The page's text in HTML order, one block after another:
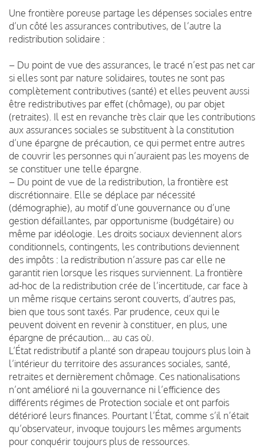
Une frontière poreuse partage les dépenses sociales entre
d’un côté les assurances contributives, de l’autre la
redistribution solidaire :
– Du point de vue des assurances, le tracé n’est pas net car
si elles sont par nature solidaires, toutes ne sont pas
complètement contributives (santé) et elles peuvent aussi
être redistributives par effet (chômage), ou par objet
(retraites). Il est en revanche très clair que les contributions
aux assurances sociales se substituent à la constitution
d’une épargne de précaution, ce qui permet entre autres
de couvrir les personnes qui n’auraient pas les moyens de
se constituer une telle épargne.
– Du point de vue de la redistribution, la frontière est
discrétionnaire. Elle se déplace par nécessité
(démographie), au motif d’une gouvernance ou d’une
gestion défaillantes, par opportunisme (budgétaire) ou
même par idéologie. Les droits sociaux deviennent alors
conditionnels, contingents, les contributions deviennent
des impôts : la redistribution n’assure pas car elle ne
garantit rien lorsque les risques surviennent. La frontière
ad-hoc de la redistribution crée de l’incertitude, car face à
un même risque certains seront couverts, d’autres pas,
bien que tous sont taxés. Par prudence, ceux qui le
peuvent doivent en revenir à constituer, en plus, une
épargne de précaution… au cas où.
L’État redistributif a planté son drapeau toujours plus loin à
l’intérieur du territoire des assurances sociales, santé,
retraites et dernièrement chômage. Ces nationalisations
n’ont amélioré ni la gouvernance ni l’efficience des
différents régimes de Protection sociale et ont parfois
détérioré leurs finances. Pourtant l’État, comme s’il n’était
qu’observateur, invoque toujours les mêmes arguments
pour conquérir toujours plus de ressources.